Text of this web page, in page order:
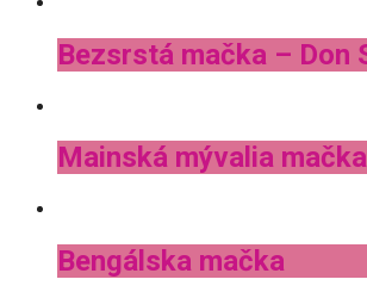
Bezsrstá mačka – Don
Mainská mývalia mačka
Bengálska mačka